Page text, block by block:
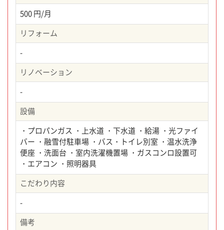
500 円/月
リフォーム
-
リノベーション
-
設備
・プロパンガス ・上水道 ・下水道 ・給湯 ・光ファイ
バー ・融雪付駐車場 ・バス・トイレ別室 ・温水洗浄
便座 ・洗面台 ・室内洗濯機置場 ・ガスコンロ設置可
・エアコン ・照明器具
こだわり内容
-
備考